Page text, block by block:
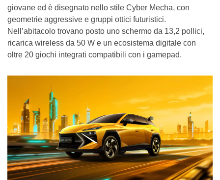
giovane ed è disegnato nello stile Cyber Mecha, con
geometrie aggressive e gruppi ottici futuristici.
Nell’abitacolo trovano posto uno schermo da 13,2 pollici,
ricarica wireless da 50 W e un ecosistema digitale con
oltre 20 giochi integrati compatibili con i gamepad.